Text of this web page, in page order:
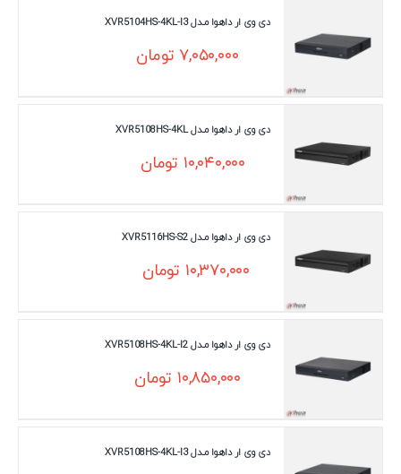
دی وی ار داهوا مـدل XVR5104HS-4KL-I3
۷,۰۵۰,۰۰۰ تومان
دی وی ار داهوا مـدل XVR5108HS-4KL
۱۰,۰۴۰,۰۰۰ تومان
دی وی ار داهوا مـدل XVR5116HS-S2
۱۰,۳۷۰,۰۰۰ تومان
دی وی ار داهوا مـدل XVR5108HS-4KL-I2
۱۰,۸۵۰,۰۰۰ تومان
دی وی ار داهوا مـدل XVR5108HS-4KL-I3